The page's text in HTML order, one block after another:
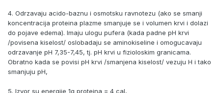
4. Odrzavaju acido-baznu i osmotsku ravnotezu (ako se smanji
koncentracija proteina plazme smanjuje se i volumen krvi i dolazi
do pojave edema). Imaju ulogu pufera (kada padne pH krvi
/povisena kiselost/ oslobadaju se aminokiseline i omogucavaju
odrzavanje pH 7,35-7,45, tj. pH krvi u fizioloskim granicama.
Obratno kada se povisi pH krvi /smanjena kiselost/ vezuju H i tako
smanjuju pH,
5. Izvor su energije 1g proteina = 4 cal,